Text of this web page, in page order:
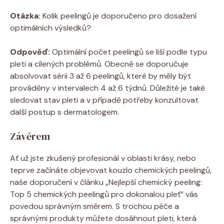
Otázka: Kolik peelingů je doporučeno pro dosažení
optimálních výsledků?
Odpověď: Optimální počet peelingů se liší podle typu
pleti a cílených problémů. Obecně se doporučuje
absolvovat sérii 3 až 6 peelingů, které by měly být
prováděny v intervalech 4 až 6 týdnů. Důležité je také
sledovat stav pleti a v případě potřeby konzultovat
další postup s dermatologem.
Závěrem
Ať už jste zkušený profesionál v oblasti krásy, nebo
teprve začínáte objevovat kouzlo chemických peelingů,
naše doporučení v článku „Nejlepší chemický peeling:
Top 5 chemických peelingů pro dokonalou pleť“ vás
povedou správným směrem. S trochou péče a
správnými produkty můžete dosáhnout pleti, která